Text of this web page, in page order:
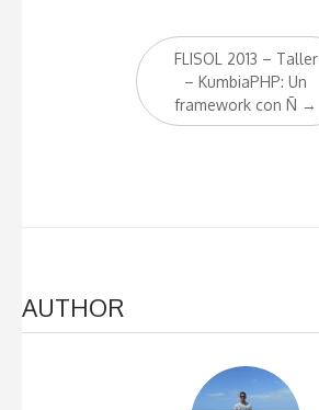
FLISOL 2013 – Taller
– KumbiaPHP: Un
framework con Ñ →
AUTHOR